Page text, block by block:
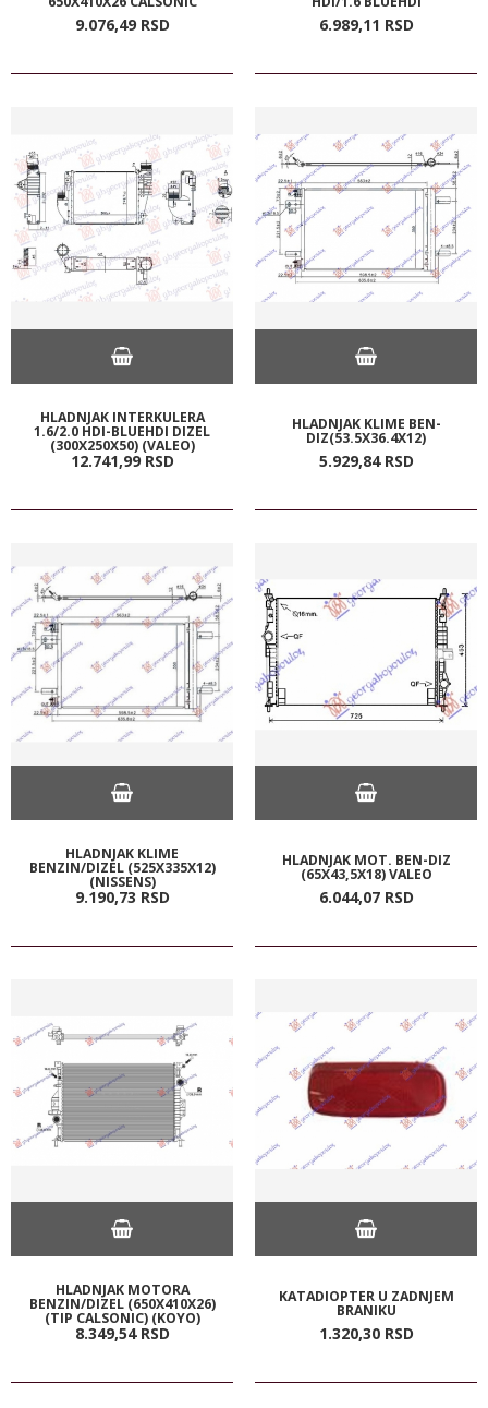
9.076,49 RSD 6.989,11 RSD
HLADNJAK INTERKULERA
1.6/2.0 HDI-BLUEHDI DIZEL
(300X250X50) (VALEO)
12.741,99 RSD
HLADNJAK KLIME BEN-
DIZ(53.5X36.4X12)
5.929,84 RSD
HLADNJAK KLIME
BENZIN/DIZEL (525X335X12)
(NISSENS)
9.190,73 RSD
HLADNJAK MOT. BEN-DIZ
(65X43,5X18) VALEO
6.044,07 RSD
HLADNJAK MOTORA
BENZIN/DIZEL (650X410X26)
(TIP CALSONIC) (KOYO)
8.349,54 RSD
KATADIOPTER U ZADNJEM
BRANIKU
1.320,30 RSD